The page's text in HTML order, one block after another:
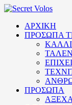
ΑΡΧΙΚΗ
ΠΡΟΣΩΠΑ
ΠΡΟΣΩΠΑ